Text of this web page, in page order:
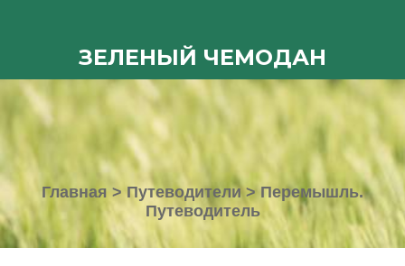
ЗЕЛЕНЫЙ ЧЕМОДАН
Главная > Путеводители > Перемышль.
Путеводитель